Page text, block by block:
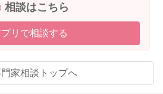
てみてください。
す。
相談はこちら
リで相談する
家相談トップへ